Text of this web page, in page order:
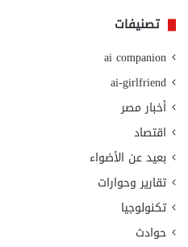
تصنيفات
ai companion
ai-girlfriend
أخبار مصر
اقتصاد
بعيد عن الأضواء
تقارير وحوارات
تكنولوجيا
حوادث